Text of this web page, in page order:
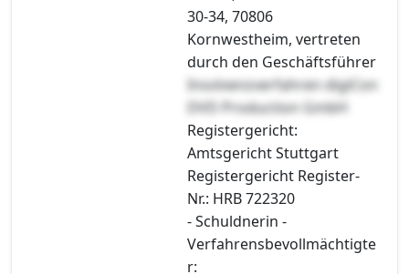
30-34, 70806
Kornwestheim, vertreten
durch den Geschäftsführer
Insolvenzverfahren digiCon
DVD Production GmbH
Registergericht:
Amtsgericht Stuttgart
Registergericht Register-
Nr.: HRB 722320
- Schuldnerin -
Verfahrensbevollmächtigte
r: